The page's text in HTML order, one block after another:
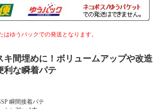
ゆうパックでの発送となります。
キ間埋めに！ボリュームアップや改造
利な瞬着パテ
瞬間接着パテ